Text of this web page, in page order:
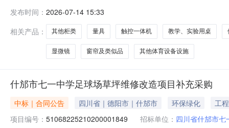
购数量：3台采购内容：A08060399-其他计算机软件采
发布时间： 2026-07-14 15:33
相关产品：
其他柜类 量具 触控一体机 教学、实验用桌
显微镜 窗帘及类似品 其他体育设备设施
什邡市七一中学足球场草坪维修改造项目补充采购
中标｜合同公告 四川省｜德阳市｜什邡市 环保绿化
工程
项目编号： 51068225210200001849 招标单位： 四川省什邡市七